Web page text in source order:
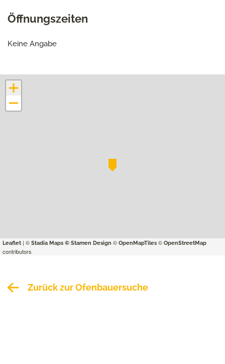
Öffnungszeiten
Keine Angabe
+
−
Leaflet | © Stadia Maps © Stamen Design © OpenMapTiles © OpenStreetMap
contributors
Zurück zur Ofenbauersuche